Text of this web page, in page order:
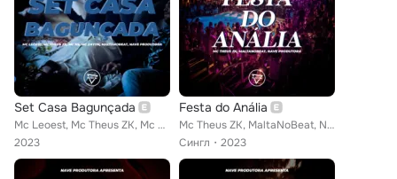
Set Casa Bagunçada
Mc Leoest, Mc Theus ZK, Mc Ns, Mc Zayon, MaltaNoBeat, NAVE Produtora
2023
Festa do Anália
Mc Theus ZK, MaltaNoBeat, NAVE Produtora
Сингл
2023